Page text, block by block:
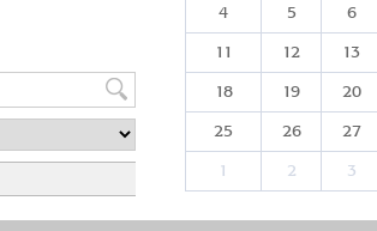
4 5 6
11 12 13
18 19 20
25 26 27
1 2 3